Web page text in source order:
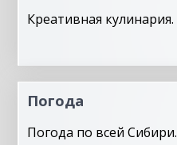
Креативная кулинария.
Погода
Погода по всей Сибири.